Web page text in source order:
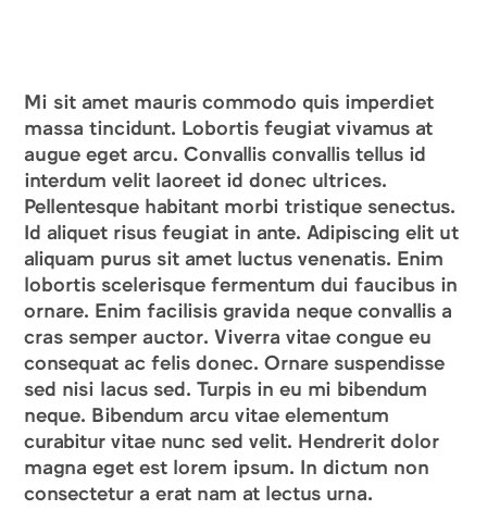
Mi sit amet mauris commodo quis imperdiet
massa tincidunt. Lobortis feugiat vivamus at
augue eget arcu. Convallis convallis tellus id
interdum velit laoreet id donec ultrices.
Pellentesque habitant morbi tristique senectus.
Id aliquet risus feugiat in ante. Adipiscing elit ut
aliquam purus sit amet luctus venenatis. Enim
lobortis scelerisque fermentum dui faucibus in
ornare. Enim facilisis gravida neque convallis a
cras semper auctor. Viverra vitae congue eu
consequat ac felis donec. Ornare suspendisse
sed nisi lacus sed. Turpis in eu mi bibendum
neque. Bibendum arcu vitae elementum
curabitur vitae nunc sed velit. Hendrerit dolor
magna eget est lorem ipsum. In dictum non
consectetur a erat nam at lectus urna.